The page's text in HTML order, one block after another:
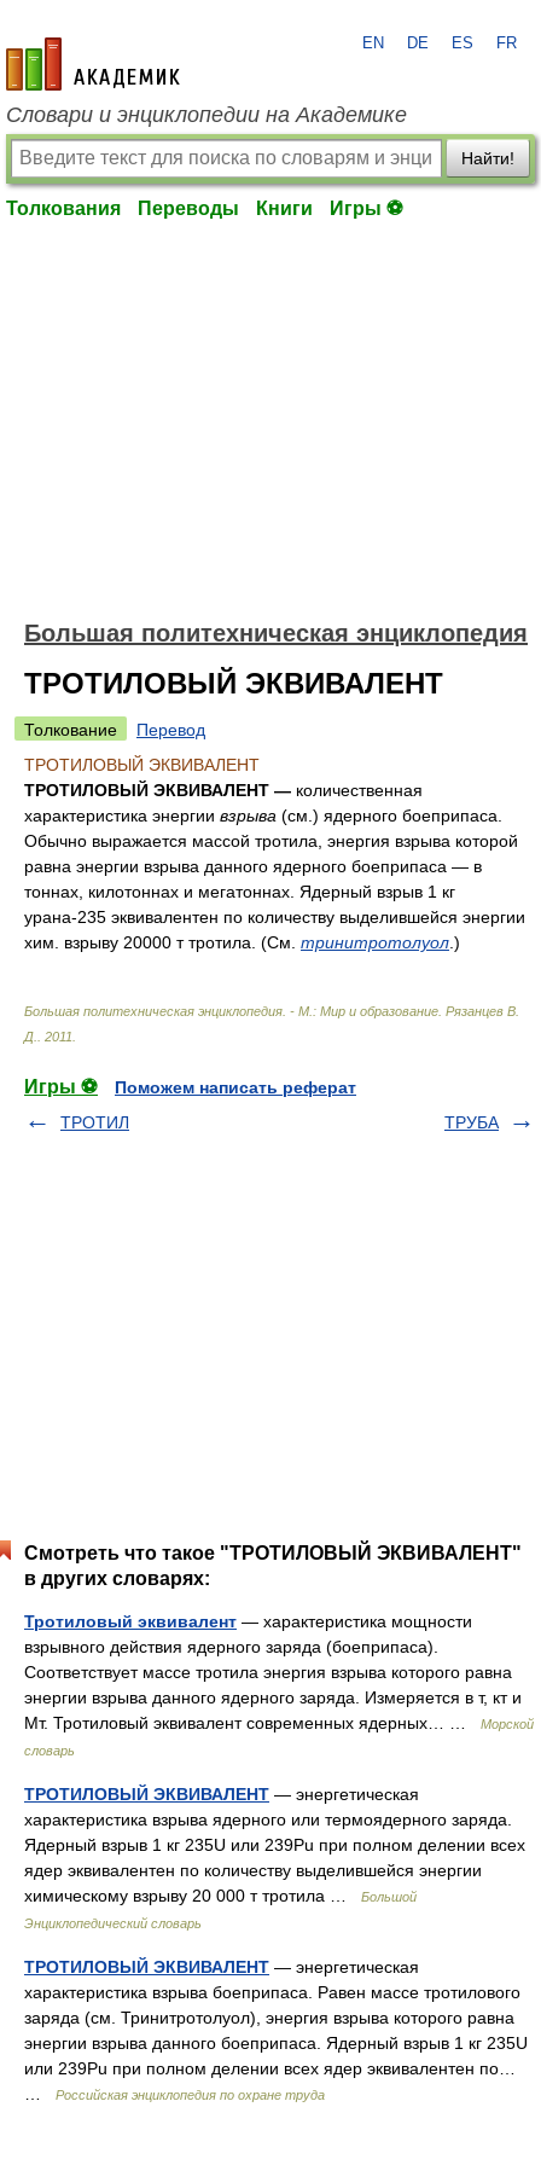
academic.ru
EN DE ES FR
Словари и энциклопедии на Академике
Найти!
Толкования Переводы Книги Игры ⚽
Большая политехническая энциклопедия
ТРОТИЛОВЫЙ ЭКВИВАЛЕНТ
Толкование
Перевод
ТРОТИЛОВЫЙ ЭКВИВАЛЕНТ
ТРОТИЛОВЫЙ ЭКВИВАЛЕНТ — количественная
характеристика энергии взрыва (см.) ядерного боеприпаса.
Обычно выражается массой тротила, энергия взрыва которой
равна энергии взрыва данного ядерного боеприпаса — в
тоннах, килотоннах и мегатоннах. Ядерный взрыв 1 кг
урана-235 эквивалентен по количеству выделившейся энергии
хим. взрыву 20000 т тротила. (См. тринитротолуол .)
Большая политехническая энциклопедия. - М.: Мир и образование Рязанцев В.
Д.
2011
Игры ⚽
Поможем написать реферат
ТРОТИЛ
ТРУБА
Смотреть что такое "ТРОТИЛОВЫЙ ЭКВИВАЛЕНТ"
в других словарях:
Тротиловый эквивалент — характеристика мощности
взрывного действия ядерного заряда (боеприпаса).
Соответствует массе тротила энергия взрыва которого равна
энергии взрыва данного ядерного заряда. Измеряется в т, кт и
Мт. Тротиловый эквивалент современных ядерных… …
Морской
словарь
ТРОТИЛОВЫЙ ЭКВИВАЛЕНТ — энергетическая
характеристика взрыва ядерного или термоядерного заряда.
Ядерный взрыв 1 кг 235U или 239Pu при полном делении всех
ядер эквивалентен по количеству выделившейся энергии
химическому взрыву 20 000 т тротила …
Большой
Энциклопедический словарь
ТРОТИЛОВЫЙ ЭКВИВАЛЕНТ — энергетическая
характеристика взрыва боеприпаса. Равен массе тротилового
заряда (см. Тринитротолуол), энергия взрыва которого равна
энергии взрыва данного боеприпаса. Ядерный взрыв 1 кг 235U
или 239Pu при полном делении всех ядер эквивалентен по…
Российская энциклопедия по охране труда